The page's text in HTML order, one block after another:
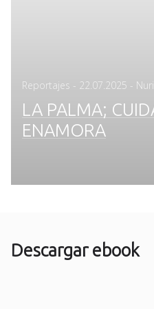
Reportajes - Posted
22.07.2025 -
LA PALMA;
ENAMORA
Descargar ebook